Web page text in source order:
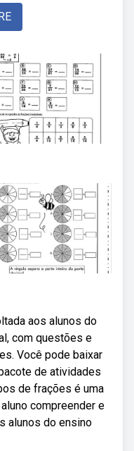
aos alunos do
com questões e
Você pode baixar
de atividades
de frações é uma
compreender e
alunos do ensino